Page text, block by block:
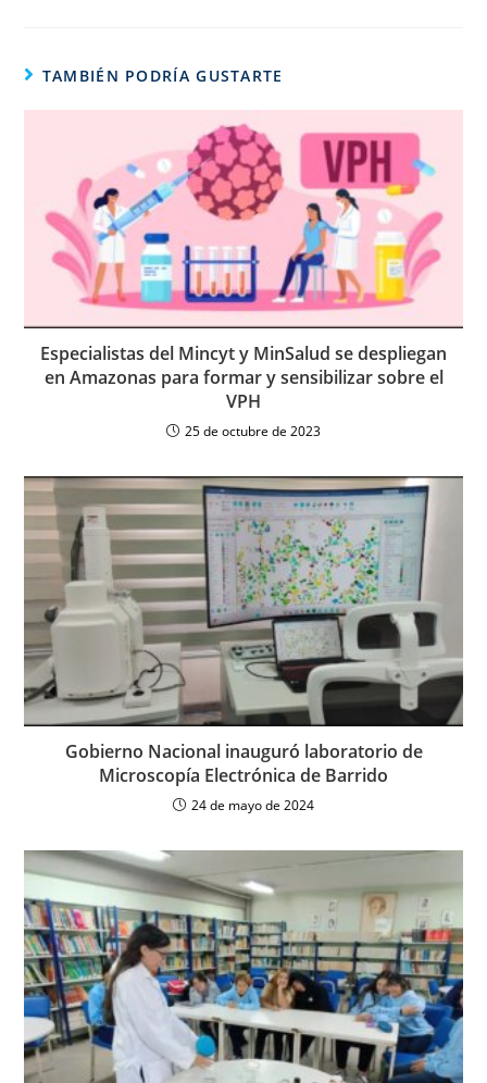
TAMBIÉN PODRÍA GUSTARTE
Especialistas del Mincyt y MinSalud se despliegan
en Amazonas para formar y sensibilizar sobre el
VPH
25 de octubre de 2023
Gobierno Nacional inauguró laboratorio de
Microscopía Electrónica de Barrido
24 de mayo de 2024